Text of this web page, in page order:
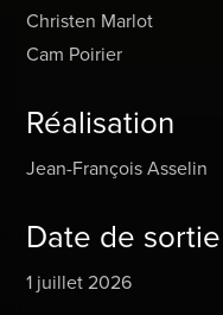
Christen Marlot
Cam Poirier
Réalisation
Jean-François Asselin
Date de sortie
1 juillet 2026